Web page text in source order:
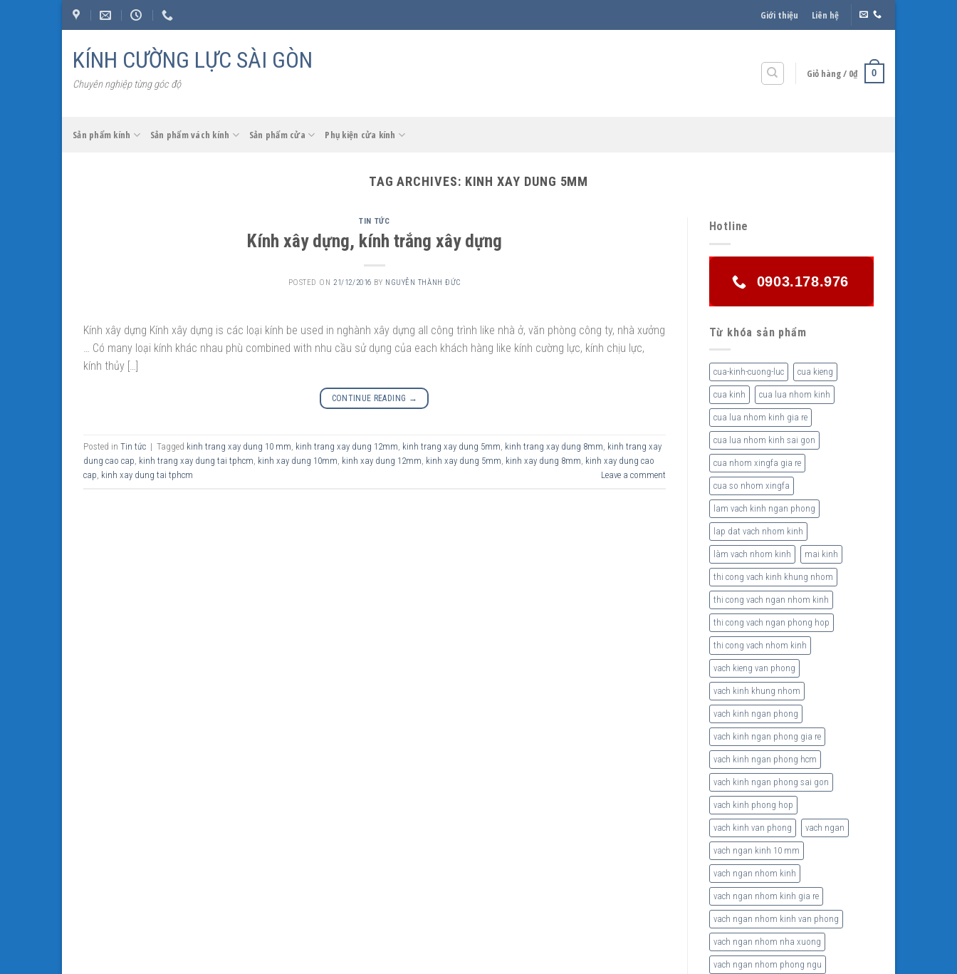
Skip
content
Giới thiệu Liên hệ
KÍNH CƯỜNG LỰC SÀI GÒN
Chuyên nghiệp từng góc độ
Giỏ hàng / 0₫ 0
Sản phẩm kính Sản phẩm vách kính Sản phẩm cửa Phụ kiện cửa kính
TAG ARCHIVES: KINH XAY DUNG 5MM
TIN TỨC
Kính xây dựng, kính trắng xây dựng
POSTED ON 21/12/2016 BY NGUYỄN THÀNH ĐỨC
Kính xây dựng Kính xây dựng is các loại kính be used in nghành xây dựng all công trình like nhà ở, văn phòng công ty, nhà xưởng
… Có many loại kính khác nhau phù combined with nhu cầu sử dụng của each khách hàng like kính cường lực, kính chịu lực,
kính thủy […]
CONTINUE READING →
Posted in Tin tức | Tagged kinh trang xay dung 10 mm, kinh trang xay dung 12mm, kinh trang xay dung 5mm, kinh trang xay dung 8mm, kinh trang xay
dung cao cap, kinh trang xay dung tai tphcm, kinh xay dung 10mm, kinh xay dung 12mm, kinh xay dung 5mm, kinh xay dung 8mm, kinh xay dung cao
cap, kinh xay dung tai tphcm Leave a comment
Hotline
0903.178.976
Từ khóa sản phẩm
cua-kinh-cuong-luc cua kieng
cua kinh cua lua nhom kinh
cua lua nhom kinh gia re
cua lua nhom kinh sai gon
cua nhom xingfa gia re
cua so nhom xingfa
lam vach kinh ngan phong
lap dat vach nhom kinh
làm vach nhom kinh mai kinh
thi cong vach kinh khung nhom
thi cong vach ngan nhom kinh
thi cong vach ngan phong hop
thi cong vach nhom kinh
vach kieng van phong
vach kinh khung nhom
vach kinh ngan phong
vach kinh ngan phong gia re
vach kinh ngan phong hcm
vach kinh ngan phong sai gon
vach kinh phong hop
vach kinh van phong vach ngan
vach ngan kinh 10 mm
vach ngan nhom kinh
vach ngan nhom kinh gia re
vach ngan nhom kinh van phong
vach ngan nhom nha xuong
vach ngan nhom phong ngu